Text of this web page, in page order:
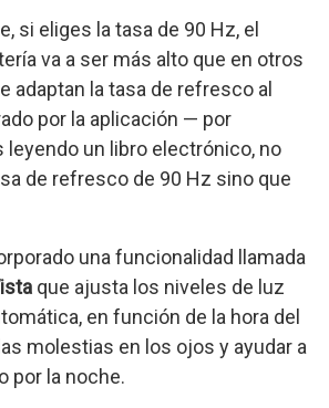
si eliges la tasa de 90 Hz, el
va a ser más alto que en otros
adaptan la tasa de refresco al
por la aplicación — por
leyendo un libro electrónico, no
de refresco de 90 Hz sino que
una funcionalidad llamada
que ajusta los niveles de luz
en función de la hora del
molestias en los ojos y ayudar a
por la noche.